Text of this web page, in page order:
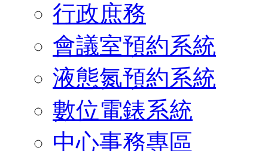
行政庶務
會議室預約系統
液態氮預約系統
數位電錶系統
中心事務專區